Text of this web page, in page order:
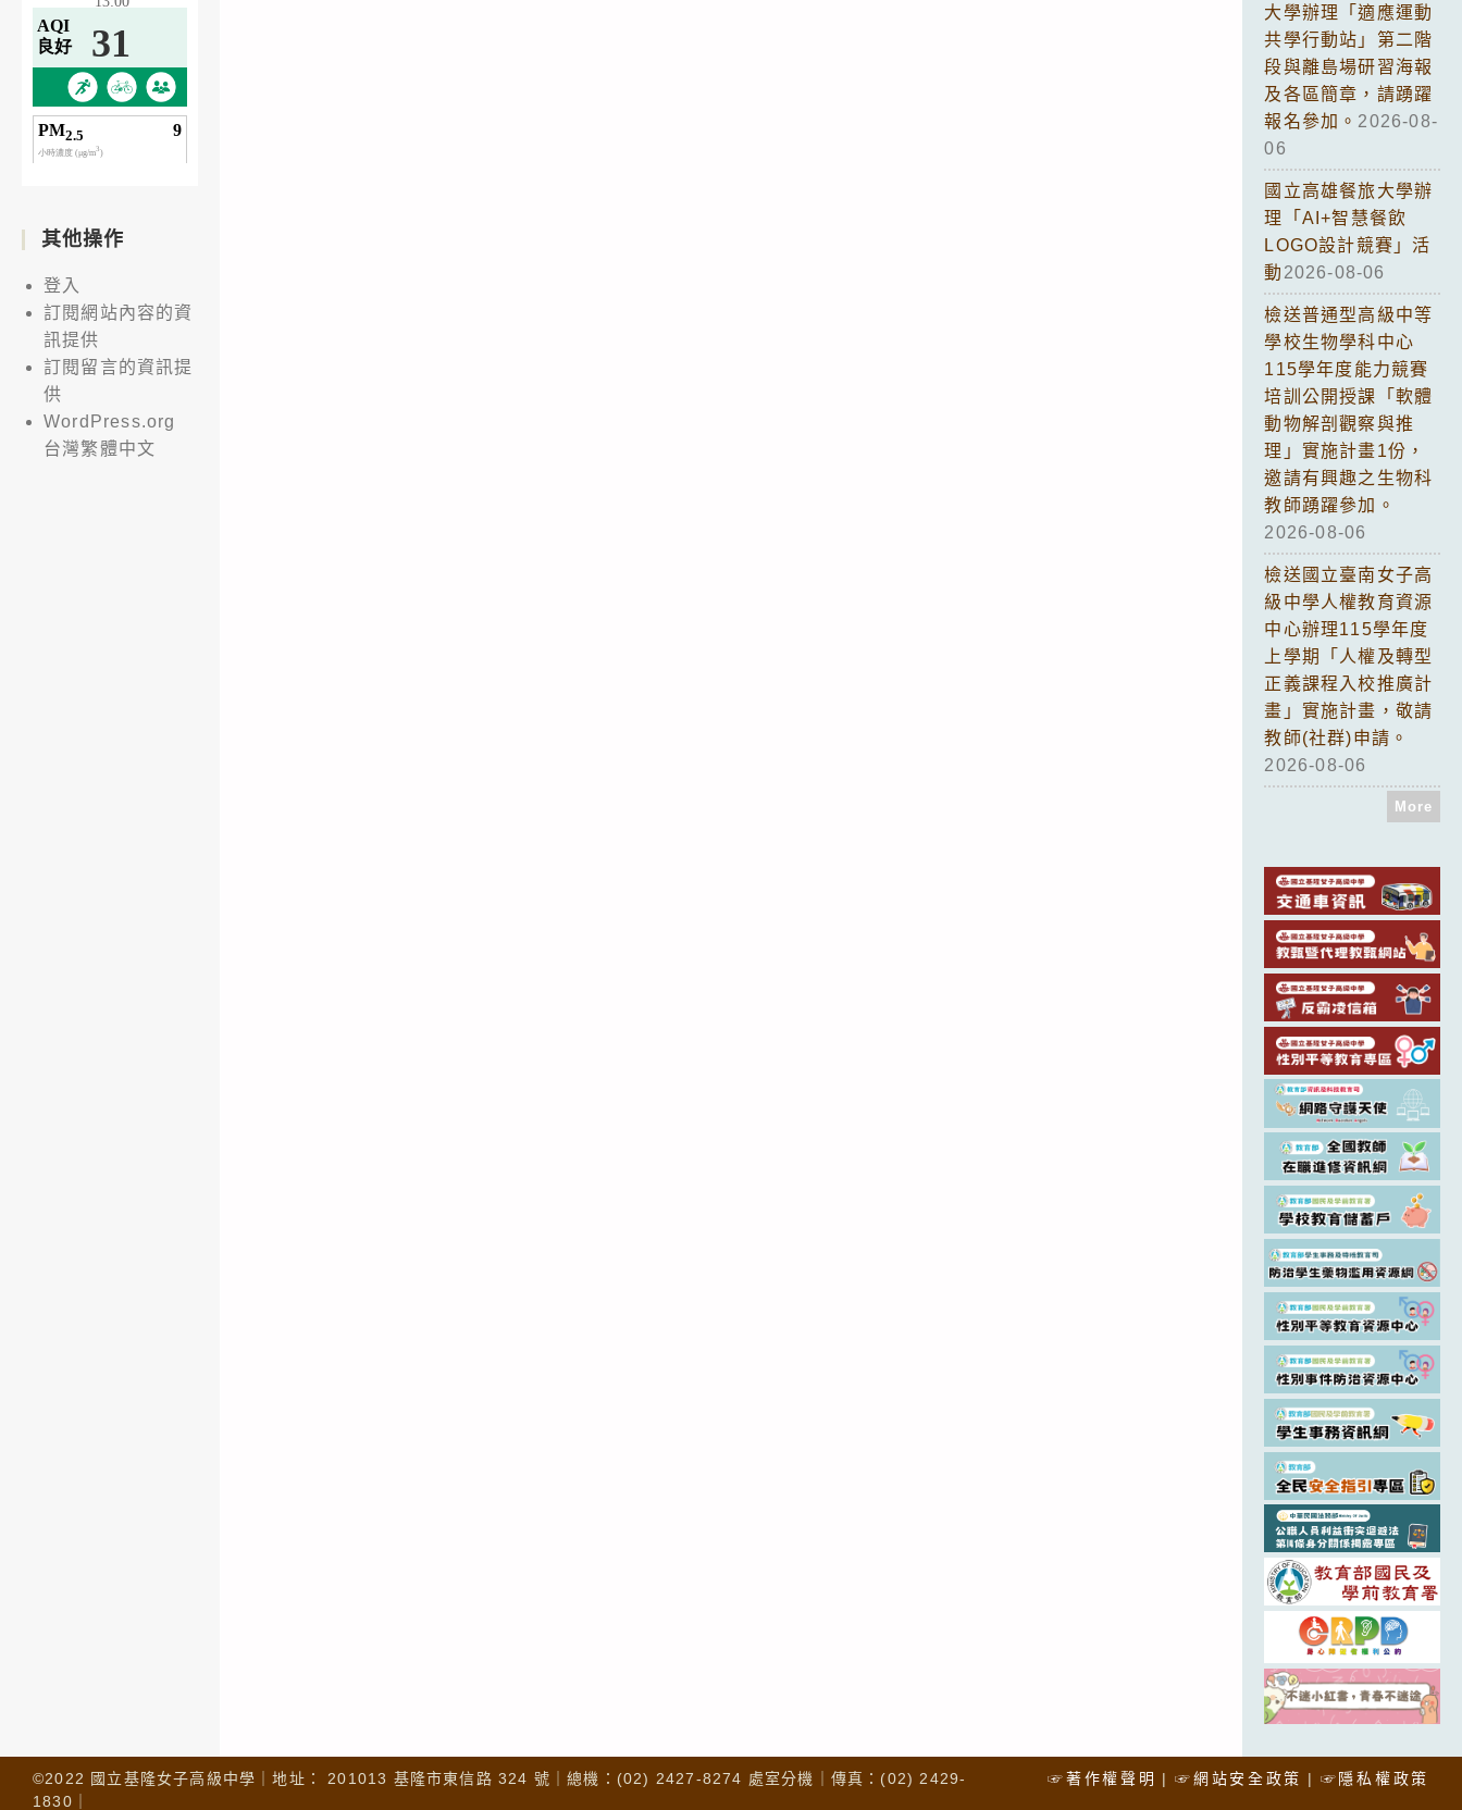
其他操作
登入
訂閱網站內容的資
訊提供
訂閱留言的資訊提
供
WordPress.org
台灣繁體中文
大學辦理「適應運動
共學行動站」第二階
段與離島場研習海報
及各區簡章，請踴躍
報名參加。 2026-08-
06
國立高雄餐旅大學辦
理「AI+智慧餐飲
LOGO設計競賽」活
動 2026-08-06
檢送普通型高級中等
學校生物學科中心
115學年度能力競賽
培訓公開授課「軟體
動物解剖觀察與推
理」實施計畫1份，
邀請有興趣之生物科
教師踴躍參加。
2026-08-06
檢送國立臺南女子高
級中學人權教育資源
中心辦理115學年度
上學期「人權及轉型
正義課程入校推廣計
畫」實施計畫，敬請
教師(社群)申請。
2026-08-06
More
☞著作權聲明 ☞網站安全政策 ☞隱私權政策
©2022 國立基隆女子高級中學｜地址： 201013 基隆市東信路 324 號｜總機：(02) 2427-8274 處室分機｜傳真：(02) 2429-
1830｜